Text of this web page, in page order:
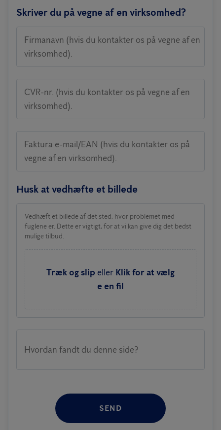
Skriver du på vegne af en virksomhed?
Firmanavn (hvis du kontakter os på vegne af en
virksomhed).
CVR-nr. (hvis du kontakter os på vegne af en
virksomhed).
Faktura e-mail/EAN (hvis du kontakter os på
vegne af en virksomhed).
Husk at vedhæfte et billede
Vedhæft et billede af det sted, hvor problemet med
fuglene er. Dette er vigtigt, for at vi kan give dig det bedst
mulige tilbud.
Træk og slip eller Klik for at vælg
e en fil
Hvordan fandt du denne side?
SEND